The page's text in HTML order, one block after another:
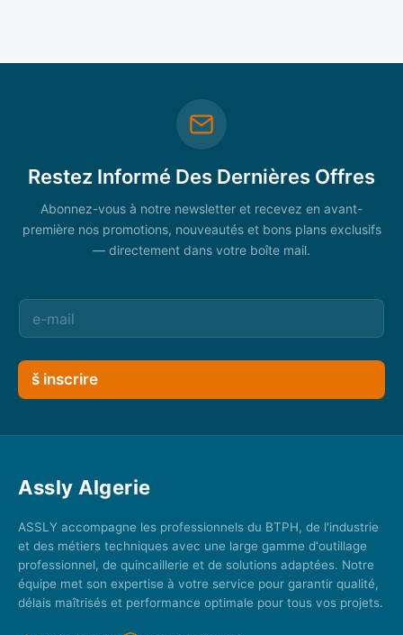
Restez Informé Des Dernières Offres
Abonnez-vous à notre newsletter et recevez en avant-
première nos promotions, nouveautés et bons plans exclusifs
— directement dans votre boîte mail.
š inscrire
Assly Algerie
ASSLY accompagne les professionnels du BTPH, de l'industrie
et des métiers techniques avec une large gamme d'outillage
professionnel, de quincaillerie et de solutions adaptées. Notre
équipe met son expertise à votre service pour garantir qualité,
délais maîtrisés et performance optimale pour tous vos projets.